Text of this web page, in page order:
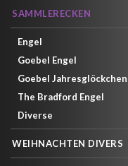
SAMMLERECKEN
Engel
Goebel Engel
Goebel Jahresglöckchen
The Bradford Engel
Diverse
WEIHNACHTEN DIVERS